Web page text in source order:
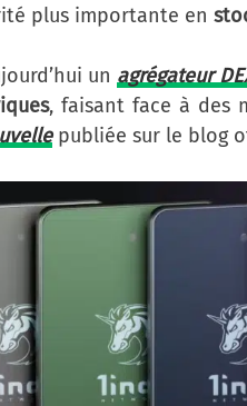
plus importante en
un agrégateur
, faisant face à des
publiée sur le blog